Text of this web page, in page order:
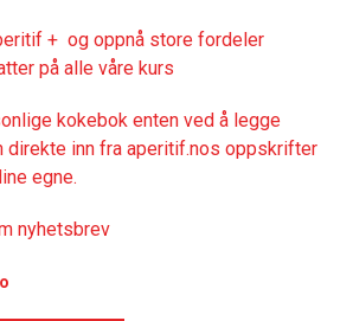
+ og oppnå store fordeler
på alle våre kurs
kokebok enten ved å legge
direkte inn fra aperitif.nos oppskrifter
egne.
nyhetsbrev